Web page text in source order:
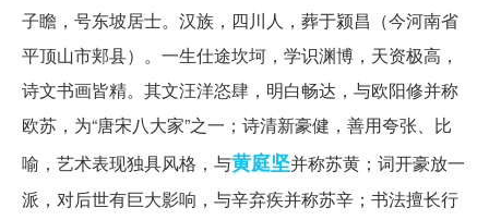
子瞻，号东坡居士。汉族，四川人，葬于颍昌（今河南省
平顶山市郏县）。一生仕途坎坷，学识渊博，天资极高，
诗文书画皆精。其文汪洋恣肆，明白畅达，与欧阳修并称
欧苏，为“唐宋八大家”之一；诗清新豪健，善用夸张、比
喻，艺术表现独具风格，与黄庭坚并称苏黄；词开豪放一
派，对后世有巨大影响，与辛弃疾并称苏辛；书法擅长行